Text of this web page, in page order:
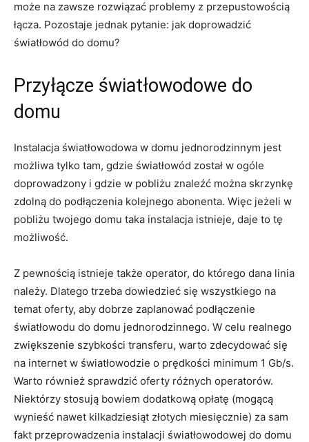
może na zawsze rozwiązać problemy z przepustowością
łącza. Pozostaje jednak pytanie: jak doprowadzić
światłowód do domu?
Przyłącze światłowodowe do
domu
Instalacja światłowodowa w domu jednorodzinnym jest
możliwa tylko tam, gdzie światłowód został w ogóle
doprowadzony i gdzie w pobliżu znaleźć można skrzynkę
zdolną do podłączenia kolejnego abonenta. Więc jeżeli w
pobliżu twojego domu taka instalacja istnieje, daje to tę
możliwość.
Z pewnością istnieje także operator, do którego dana linia
należy. Dlatego trzeba dowiedzieć się wszystkiego na
temat oferty, aby dobrze zaplanować podłączenie
światłowodu do domu jednorodzinnego. W celu realnego
zwiększenie szybkości transferu, warto zdecydować się
na internet w światłowodzie o prędkości minimum 1 Gb/s.
Warto również sprawdzić oferty różnych operatorów.
Niektórzy stosują bowiem dodatkową opłatę (mogącą
wynieść nawet kilkadziesiąt złotych miesięcznie) za sam
fakt przeprowadzenia instalacji światłowodowej do domu